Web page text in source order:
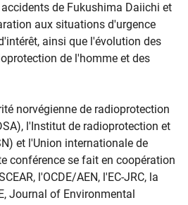
de Fukushima Daiichi et
aux situations d'urgence
ainsi que l'évolution des
de l'homme et des
norvégienne de radioprotection
l'Institut de radioprotection et
et l'Union internationale de
conférence se fait en coopération
l'OCDE/AEN, l'EC-JRC, la
Journal of Environmental